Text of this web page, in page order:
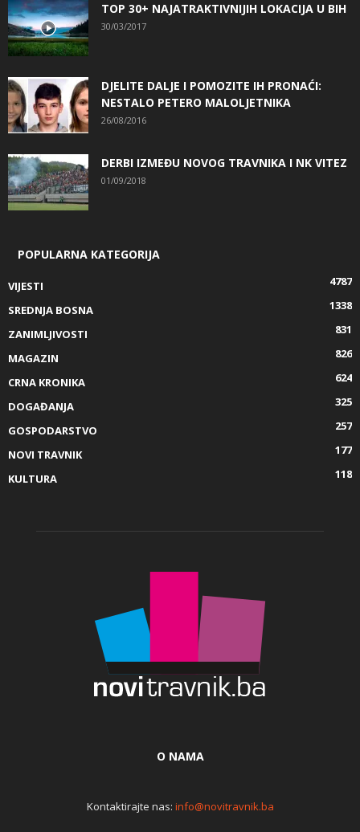
TOP 30+ NAJATRAKTIVNIJIH LOKACIJA U BIH
30/03/2017
DJELITE DALJE I POMOZITE IH PRONAĆI:
NESTALO PETERO MALOLJETNIKA
26/08/2016
DERBI IZMEĐU NOVOG TRAVNIKA I NK VITEZ
01/09/2018
POPULARNA KATEGORIJA
VIJESTI
4787
SREDNJA BOSNA
1338
ZANIMLJIVOSTI
831
MAGAZIN
826
CRNA KRONIKA
624
DOGAĐANJA
325
GOSPODARSTVO
257
NOVI TRAVNIK
177
KULTURA
118
O NAMA
Kontaktirajte nas: info@novitravnik.ba